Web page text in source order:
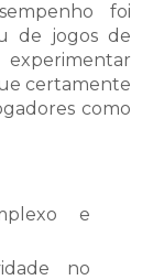
foi
de jogos de
certamente
como
e
no